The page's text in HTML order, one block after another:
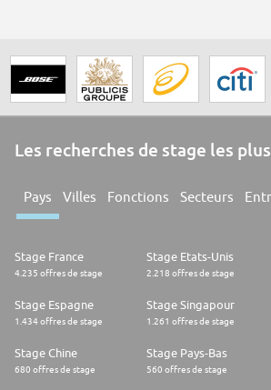
Les recherches de stage les
Pays Villes Fonctions Secteurs
Stage France
4.235 offres de stage
Stage Etats-Unis
2.218 offres de stage
Stage Espagne
1.434 offres de stage
Stage Singapour
1.261 offres de stage
Stage Chine
680 offres de stage
Stage Pays-Bas
560 offres de stage